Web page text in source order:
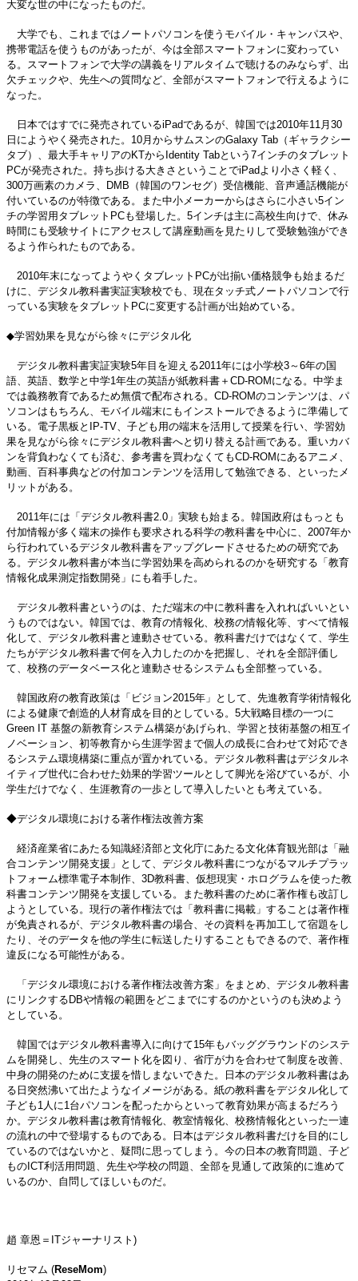
大変な世の中になったものだ。
大学でも、これまではノートパソコンを使うモバイル・キャンパスや、
携帯電話を使うものがあったが、今は全部スマートフォンに変わってい
る。スマートフォンで大学の講義をリアルタイムで聴けるのみならず、出
欠チェックや、先生への質問など、全部がスマートフォンで行えるように
なった。
日本ではすでに発売されているiPadであるが、韓国では2010年11月30
日にようやく発売された。10月からサムスンのGalaxy Tab（ギャラクシー
タブ）、最大手キャリアのKTからIdentity Tabという7インチのタブレット
PCが発売された。持ち歩ける大きさということでiPadより小さく軽く、
300万画素のカメラ、DMB（韓国のワンセグ）受信機能、音声通話機能が
付いているのが特徴である。また中小メーカーからはさらに小さい5イン
チの学習用タブレットPCも登場した。5インチは主に高校生向けで、休み
時間にも受験サイトにアクセスして講座動画を見たりして受験勉強ができ
るよう作られたものである。
2010年末になってようやくタブレットPCが出揃い価格競争も始まるだ
けに、デジタル教科書実証実験校でも、現在タッチ式ノートパソコンで行
っている実験をタブレットPCに変更する計画が出始めている。
◆学習効果を見ながら徐々にデジタル化
デジタル教科書実証実験5年目を迎える2011年には小学校3～6年の国
語、英語、数学と中学1年生の英語が紙教科書＋CD-ROMになる。中学ま
では義務教育であるため無償で配布される。CD-ROMのコンテンツは、パ
ソコンはもちろん、モバイル端末にもインストールできるように準備して
いる。電子黒板とIP-TV、子ども用の端末を活用して授業を行い、学習効
果を見ながら徐々にデジタル教科書へと切り替える計画である。重いカバ
ンを背負わなくても済む、参考書を買わなくてもCD-ROMにあるアニメ、
動画、百科事典などの付加コンテンツを活用して勉強できる、といったメ
リットがある。
2011年には「デジタル教科書2.0」実験も始まる。韓国政府はもっとも
付加情報が多く端末の操作も要求される科学の教科書を中心に、2007年か
ら行われているデジタル教科書をアップグレードさせるための研究であ
る。デジタル教科書が本当に学習効果を高められるのかを研究する「教育
情報化成果測定指数開発」にも着手した。
デジタル教科書というのは、ただ端末の中に教科書を入れればいいとい
うものではない。韓国では、教育の情報化、校務の情報化等、すべて情報
化して、デジタル教科書と連動させている。教科書だけではなくて、学生
たちがデジタル教科書で何を入力したのかを把握し、それを全部評価し
て、校務のデータベース化と連動させるシステムも全部整っている。
韓国政府の教育政策は「ビジョン2015年」として、先進教育学術情報化
による健康で創造的人材育成を目的としている。5大戦略目標の一つに
Green IT 基盤の新教育システム構築があげられ、学習と技術基盤の相互イ
ノベーション、初等教育から生涯学習まで個人の成長に合わせて対応でき
るシステム環境構築に重点が置かれている。デジタル教科書はデジタルネ
イティブ世代に合わせた効果的学習ツールとして脚光を浴びているが、小
学生だけでなく、生涯教育の一歩として導入したいとも考えている。
◆デジタル環境における著作権法改善方案
経済産業省にあたる知識経済部と文化庁にあたる文化体育観光部は「融
合コンテンツ開発支援」として、デジタル教科書につながるマルチプラッ
トフォーム標準電子本制作、3D教科書、仮想現実・ホログラムを使った教
科書コンテンツ開発を支援している。また教科書のために著作権も改訂し
ようとしている。現行の著作権法では「教科書に掲載」することは著作権
が免責されるが、デジタル教科書の場合、その資料を再加工して宿題をし
たり、そのデータを他の学生に転送したりすることもできるので、著作権
違反になる可能性がある。
「デジタル環境における著作権法改善方案」をまとめ、デジタル教科書
にリンクするDBや情報の範囲をどこまでにするのかというのも決めよう
としている。
韓国ではデジタル教科書導入に向けて15年もバッググラウンドのシステ
ムを開発し、先生のスマート化を図り、省庁が力を合わせて制度を改善、
中身の開発のために支援を惜しまないできた。日本のデジタル教科書はあ
る日突然沸いて出たようなイメージがある。紙の教科書をデジタル化して
子ども1人に1台パソコンを配ったからといって教育効果が高まるだろう
か。デジタル教科書は教育情報化、教室情報化、校務情報化といった一連
の流れの中で登場するものである。日本はデジタル教科書だけを目的にし
ているのではないかと、疑問に思ってしまう。今の日本の教育問題、子ど
ものICT利活用問題、先生や学校の問題、全部を見通して政策的に進めて
いるのか、自問してほしいものだ。
趙 章恩＝ITジャーナリスト)
リセマム (ReseMom)